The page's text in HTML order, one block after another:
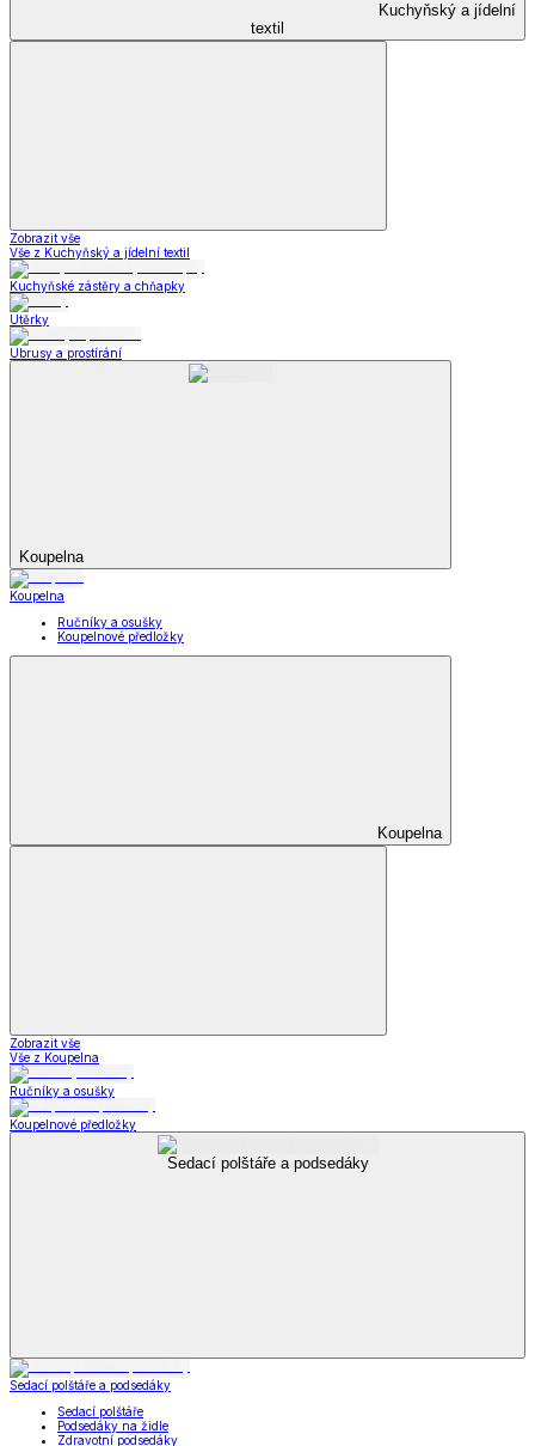
Kuchyňský a jídelní
textil
Zobrazit vše
Vše z Kuchyňský a jídelní textil
Kuchyňské zástěry a chňapky
Utěrky
Ubrusy a prostírání
Koupelna
Koupelna
Ručníky a osušky
Koupelnové předložky
Koupelna
Zobrazit vše
Vše z Koupelna
Ručníky a osušky
Koupelnové předložky
Sedací polštáře a podsedáky
Sedací polštáře a podsedáky
Sedací polštáře
Podsedáky na židle
Zdravotní podsedáky